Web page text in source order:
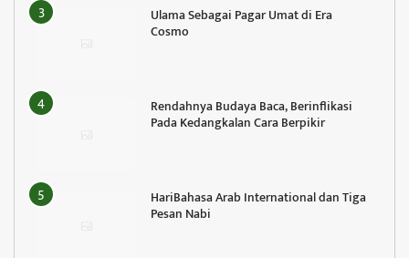
Ulama Sebagai Pagar Umat di Era
Cosmo
Rendahnya Budaya Baca, Berinflikasi
Pada Kedangkalan Cara Berpikir
HariBahasa Arab International dan Tiga
Pesan Nabi